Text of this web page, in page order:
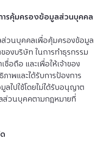
ารคุ้มครองข้อมูลส่วนบุคคล
วนบุคคลเพื่อคุ้มครองข้อมูล
งบริษัท ในการทำธุรกรรม
อถือ และเพื่อให้เจ้าของ
าพและได้รับการป้องการ
ไปใช้โดยไม่ได้รับอนุญาต
ส่วนบุคคตามกฎหมายที่